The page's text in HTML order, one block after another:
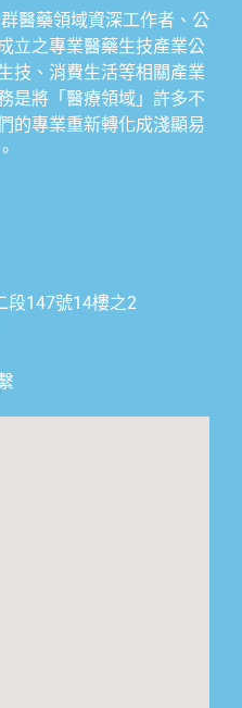
醫藥領域資深工作者、公
立之專業醫藥生技產業公
技、消費生活等相關產業
是將「醫療領域」許多不
的專業重新轉化成淺顯易
段147號14樓之2